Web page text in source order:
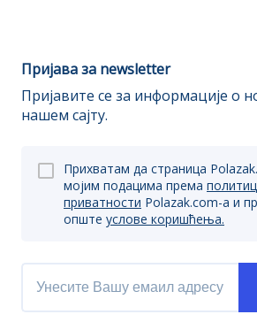
Пријава за newsletter
Пријавите се за информације о
нашем сајту.
Прихватам да страница
мојим подацима према
приватности Polazak.com-a и
опште услове коришћења.